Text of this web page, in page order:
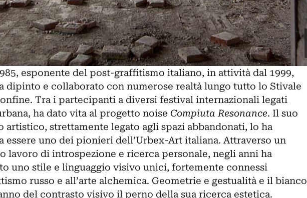
esponente del post-graffitismo italiano, in attività dal 1999,
dipinto e collaborato con numerose realtà lungo tutto lo Stivale
Tra i partecipanti a diversi festival internazionali legati
ha dato vita al progetto noise Compiuta Resonance. Il suo
artistico, strettamente legato agli spazi abbandonati, lo ha
essere uno dei pionieri dell’Urbex-Art italiana. Attraverso un
lavoro di introspezione e ricerca personale, negli anni ha
uno stile e linguaggio visivo unici, fortemente connessi
russo e all’arte alchemica. Geometrie e gestualità e il bianco
del contrasto visivo il perno della sua ricerca estetica.